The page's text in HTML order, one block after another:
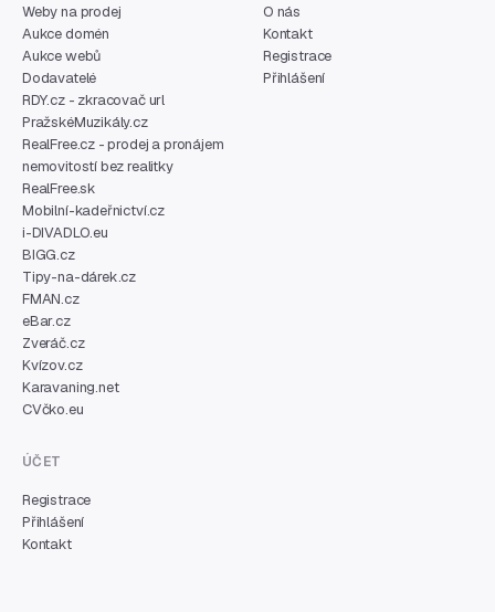
Weby na prodej
Aukce domén
Aukce webů
Dodavatelé
RDY.cz - zkracovač url
PražskéMuzikály.cz
RealFree.cz - prodej a pronájem
nemovitostí bez realitky
RealFree.sk
Mobilní-kadeřnictví.cz
i-DIVADLO.eu
BIGG.cz
Tipy-na-dárek.cz
FMAN.cz
eBar.cz
Zveráč.cz
Kvízov.cz
Karavaning.net
CVčko.eu
O nás
Kontakt
Registrace
Přihlášení
ÚČET
Registrace
Přihlášení
Kontakt